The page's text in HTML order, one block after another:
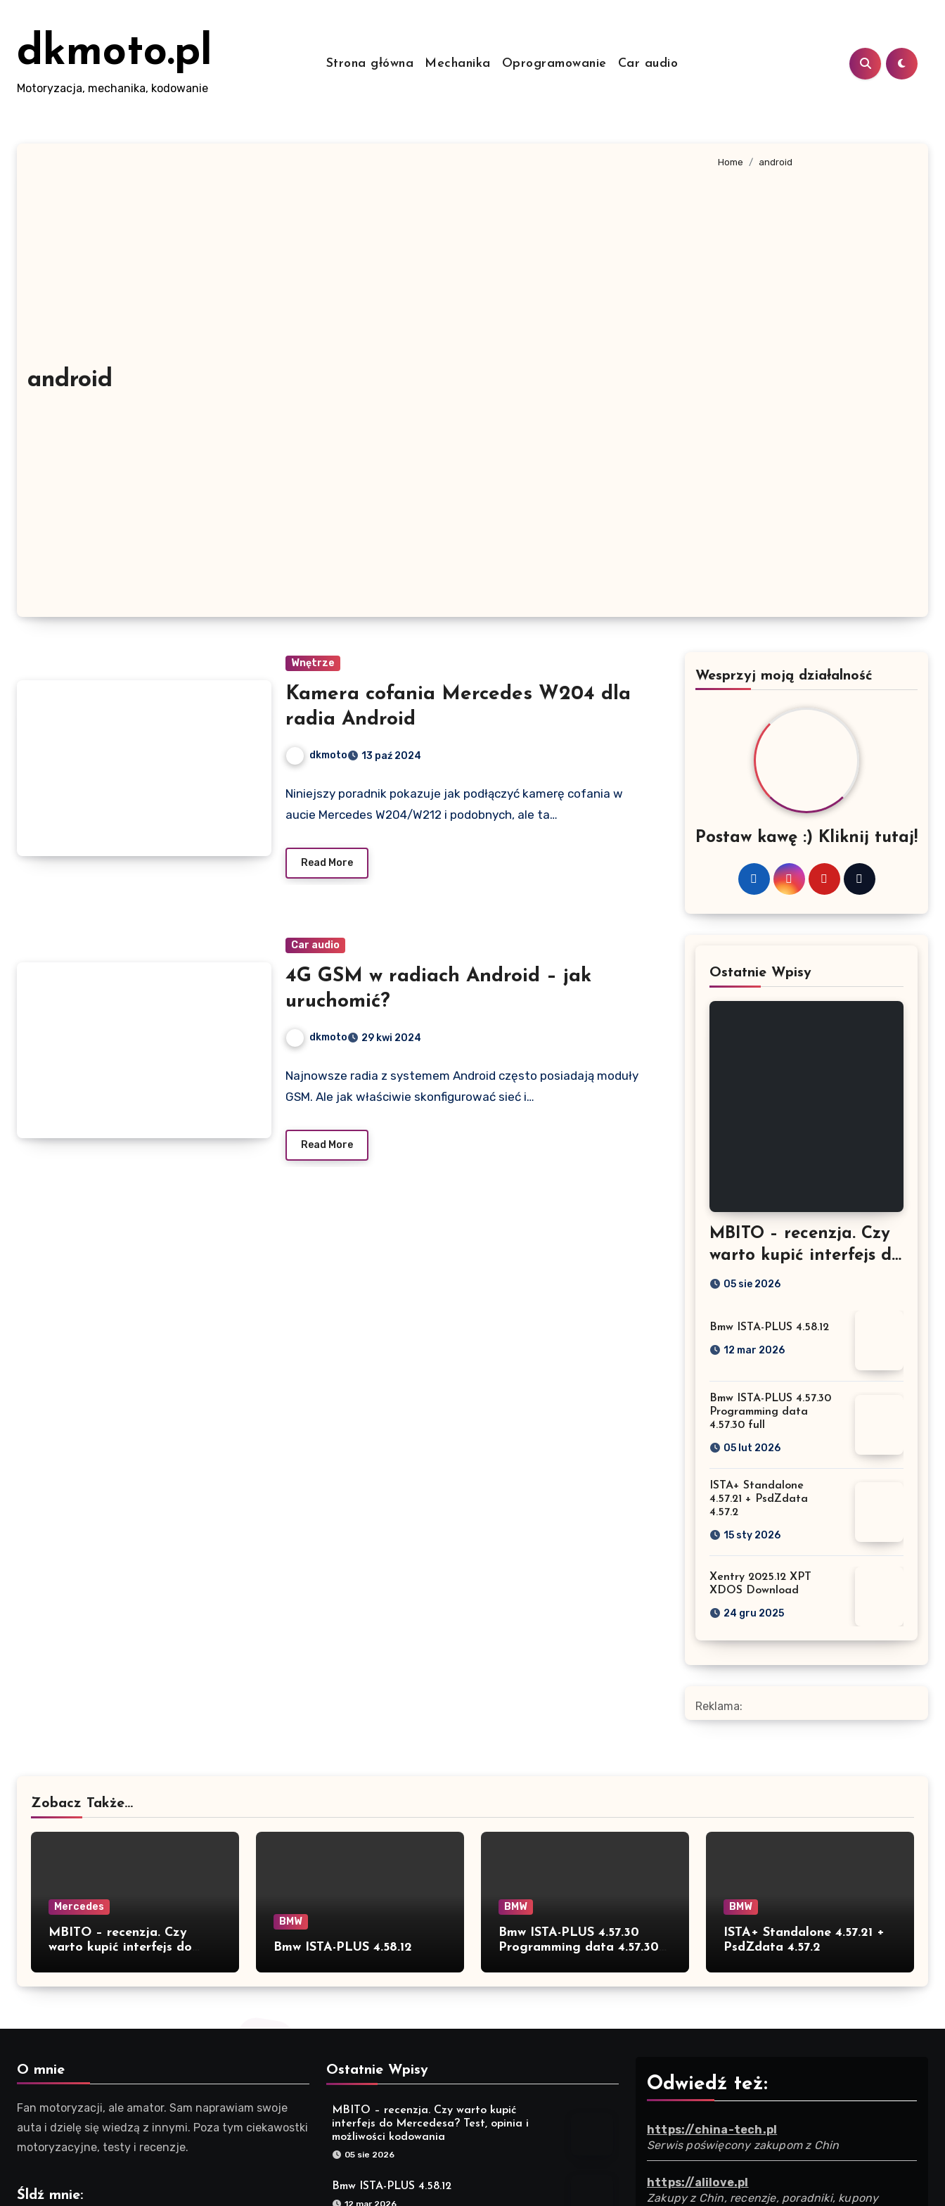
contentdkmoto.pl
Motoryzacja, mechanika, kodowanie
Strona główna Mechanika Oprogramowanie Car audio
android
Home android
Wnętrze
Kamera cofania Mercedes W204 dla
radia Android
dkmoto 13 paź 2024
Niniejszy poradnik pokazuje jak podłączyć kamerę cofania w
aucie Mercedes W204/W212 i podobnych, ale ta…
Read More
Car audio
4G GSM w radiach Android – jak
uruchomić?
dkmoto 29 kwi 2024
Najnowsze radia z systemem Android często posiadają moduły
GSM. Ale jak właściwie skonfigurować sieć i…
Read More
Wesprzyj moją działalność
Postaw kawę :) Kliknij tutaj!
Ostatnie Wpisy
MBITO – recenzja. Czy
warto kupić interfejs do
Mercedesa? Test, opinia
05 sie 2026
Bmw ISTA-PLUS 4.58.12
12 mar 2026
Bmw ISTA-PLUS 4.57.30
Programming data
4.57.30 full
05 lut 2026
ISTA+ Standalone
4.57.21 + PsdZdata
4.57.2
15 sty 2026
Xentry 2025.12 XPT
XDOS Download
24 gru 2025
Reklama:
Zobacz Także...
Mercedes
MBITO – recenzja. Czy
warto kupić interfejs do
możliwości kodowania
BMW
Bmw ISTA-PLUS 4.58.12
BMW
Bmw ISTA-PLUS 4.57.30
Programming data 4.57.30
BMW
ISTA+ Standalone 4.57.21 +
PsdZdata 4.57.2
O mnie
Fan motoryzacji, ale amator. Sam naprawiam swoje
auta i dzielę się wiedzą z innymi. Poza tym ciekawostki
motoryzacyjne, testy i recenzje.
Śldź mnie:
Ostatnie Wpisy
MBITO – recenzja. Czy warto kupić
interfejs do Mercedesa? Test, opinia i
możliwości kodowania
05 sie 2026
Bmw ISTA-PLUS 4.58.12
12 mar 2026
Odwiedź też:
https://china-tech.pl
Serwis poświęcony zakupom z Chin
https://alilove.pl
Zakupy z Chin, recenzje, poradniki, kupony